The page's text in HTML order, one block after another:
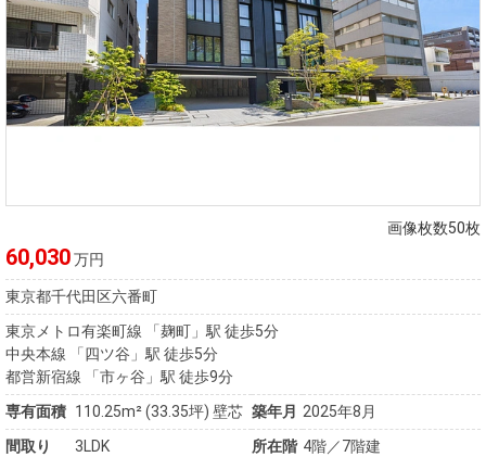
購入向け
サービス
住宅ロー
ンシミュ
レーショ
ン
住まい1プ
ラス（お
役立ちコ
ラム）
税金の本
ック）
住まいと
暮らしの
税金の本
（電子ブ
売却ガイ
ド
画像枚数50枚
60,030万円
東京都千代田区六番町
東京メトロ有楽町線 「麹町」駅 徒歩5分
中央本線 「四ツ谷」駅 徒歩5分
都営新宿線 「市ヶ谷」駅 徒歩9分
専有面積 110.25m²(33.35坪) 壁芯 築年月 2025年8月
間取り
3LDK 所在階 4階／7階建